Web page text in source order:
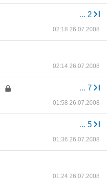
... 2
02:18 26.07.2008
02:14 26.07.2008
... 7
01:58 26.07.2008
... 5
01:36 26.07.2008
01:24 26.07.2008